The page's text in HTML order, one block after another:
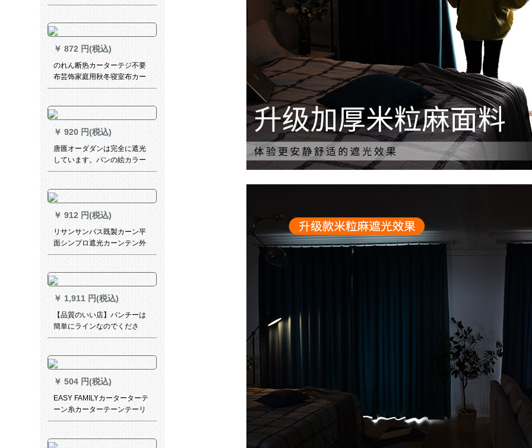
全屋カーン無料設計で測定定
ービサービサービサービサー
ビサービサービースススはカ
ーススタビビースによって確
認されました。
￥ 872 円(税込)
のれん断热カーターテジ不要
布芸饰家庭用秋冬寝室布カー
テテン厚手エアン保温防風グ
ビス
￥ 920 円(税込)
唐匯オーダダンは完全に遮光
しています。パンの絵カラー
画はキラー式パンです。テレ
水スナチ(完全遮光)170
cm*200 cm
￥ 912 円(税込)
リサンサンバス既製カーン平
面シンプロ遮光カーンテン外
风扫き窓主寝室03レンコンピ
m*高2.7 m打孔加工1片
￥ 1,911 円(税込)
【品質のいい店】パンチーは
簡単にラインなのでくださ
い。完全に遮光して、寝室を
ないでください。レンタルム
の寮トレレ简易小窓ショウシ
ョッカーテルジ。テ－ン新遮
光シ－ト緑植緑（誘拐バーン
ドを送る。）遮光率90%幅
￥ 504 円(税込)
EASY FAMILYカーターターテ
ーン糸カーターテーンテーリ
ングテンベルンダー白纱断热
透人纱白沙寝室白レ-スカース